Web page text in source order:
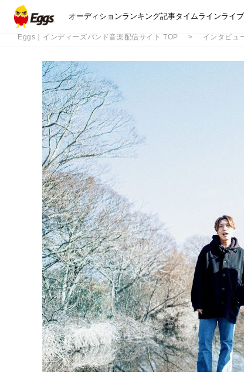
オーディションランキング記事タイムラインライ
Eggs｜インディーズバンド音楽配信サイト TOP インタビュ